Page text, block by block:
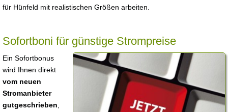
für Hünfeld mit realistischen Größen arbeiten.
Sofortboni für günstige Strompreise
Ein Sofortbonus
wird Ihnen direkt
vom neuen
Stromanbieter
gutgeschrieben